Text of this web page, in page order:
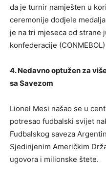
da je turnir namješten u
ceremonije dodjele
je na tri mjeseca od strane
konfederacije
4. Nedavno optužen za
sa Savezom
Lionel Mesi našao se u
potresao fudbalski svijet
Fudbalskog saveza
Sjedinjenim Američkim
ugovora i milionske štete.